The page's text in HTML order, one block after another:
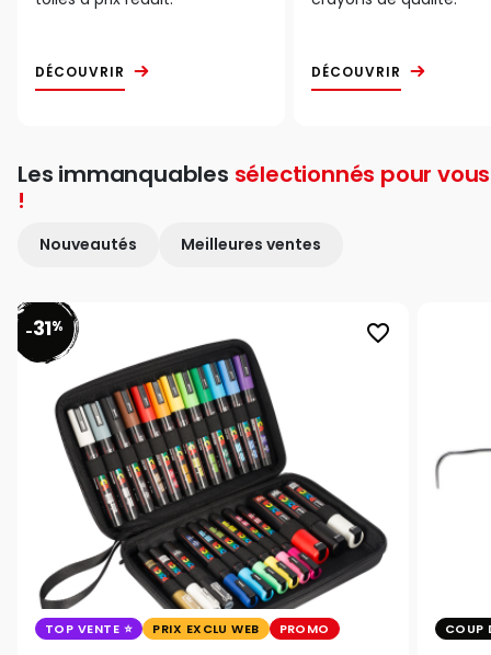
DÉCOUVRIR DÉCOUVRIR
Les immanquables sélectionnés pour vous
!
Nouveautés Meilleures ventes
favorite_border
-31%
TOP VENTE PRIX EXCLU WEB PROMO COUP